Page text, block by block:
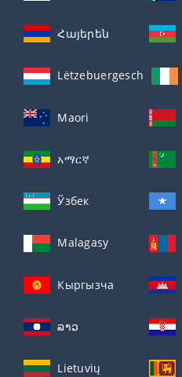
Հայերեն
Lëtzebuergesch
Maori
አማርኛ
Ўзбек
Malagasy
Кыргызча
ລາວ
Lietuvių